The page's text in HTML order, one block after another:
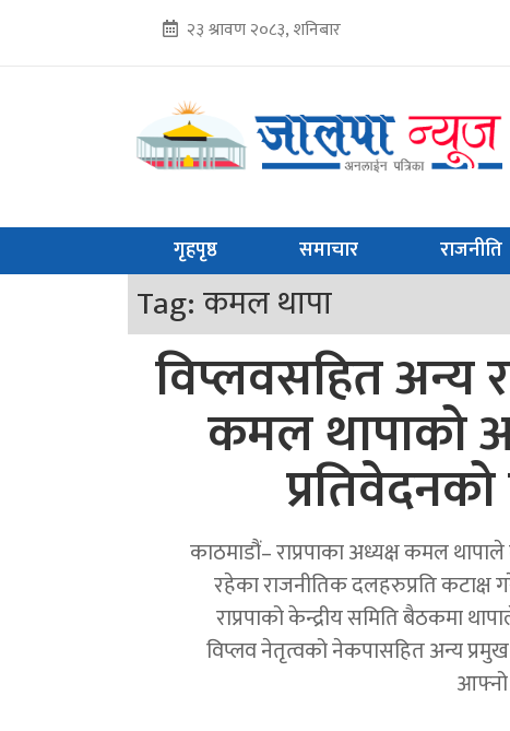
२३ श्रावण २०८३, शनिबार
गृहपृष्ठ समाचार राजनीति
Tag:कमल थापा
विप्लवसहित अन्य
कमल थापाको
काठमाडौं– राप्रपाका अध्यक्ष कमल
रहेका राजनीतिक दलहरुप्रति
राप्रपाको केन्द्रीय समिति बैठकमा
विप्लव नेतृत्वको नेकपासहित अन्य
आफ्नो